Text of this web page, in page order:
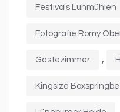
Festivals Luhmühlen
Fotografie Romy
Gästezimmer ,
Kingsize